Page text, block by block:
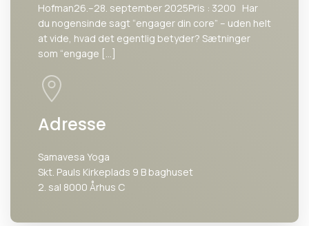
Hofman26.–28. september 2025Pris : 3200 Har
du nogensinde sagt “engager din core” – uden helt
at vide, hvad det egentlig betyder? Sætninger
som “engage […]
Adresse
Samavesa Yoga
Skt. Pauls Kirkeplads 9 B baghuset
2. sal 8000 Århus C